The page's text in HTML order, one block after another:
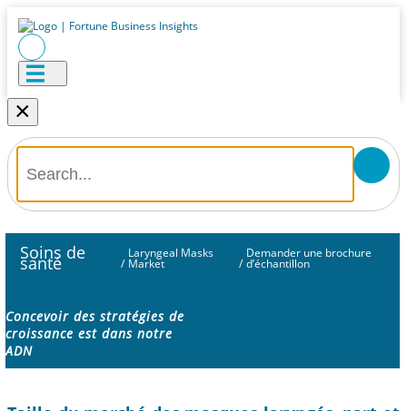
×
Soins de
santé /
Laryngeal Masks
Market /
Demander une brochure
d’échantillon
Concevoir des stratégies de
croissance est dans notre
ADN